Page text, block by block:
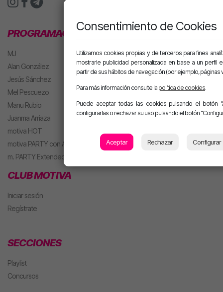
PROGRAMACIÓN
MJ
Alan González
Jesús Sánchez
Mel Pescuezo
Manu Rubio
Juanma Arriaza
motiva HOT
motiva PARTY con Alan
m. PARTY Extended
CLUB MOTIVA
Iniciar sesión
Regístrate
SECCIONES
Playlist
Concursos
Consentimiento de Cookies
Utilizamos cookies propias y de terceros para fines
mostrarle publicidad personalizada en base a un perfil
partir de sus hábitos de navegación (por ejemplo, páginas
Para más información consulte la política de cookies.
Puede aceptar todas las cookies pulsando el botón
configurarlas o rechazar su uso pulsando el botón
Aceptar Rechazar Configurar